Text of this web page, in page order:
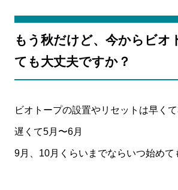
もう秋だけど、今からビオ
ても大丈夫ですか？
ビオトープの設置やリセットは早くて
遅くて5月〜6月
9月、10月くらいまでならいつ始めて